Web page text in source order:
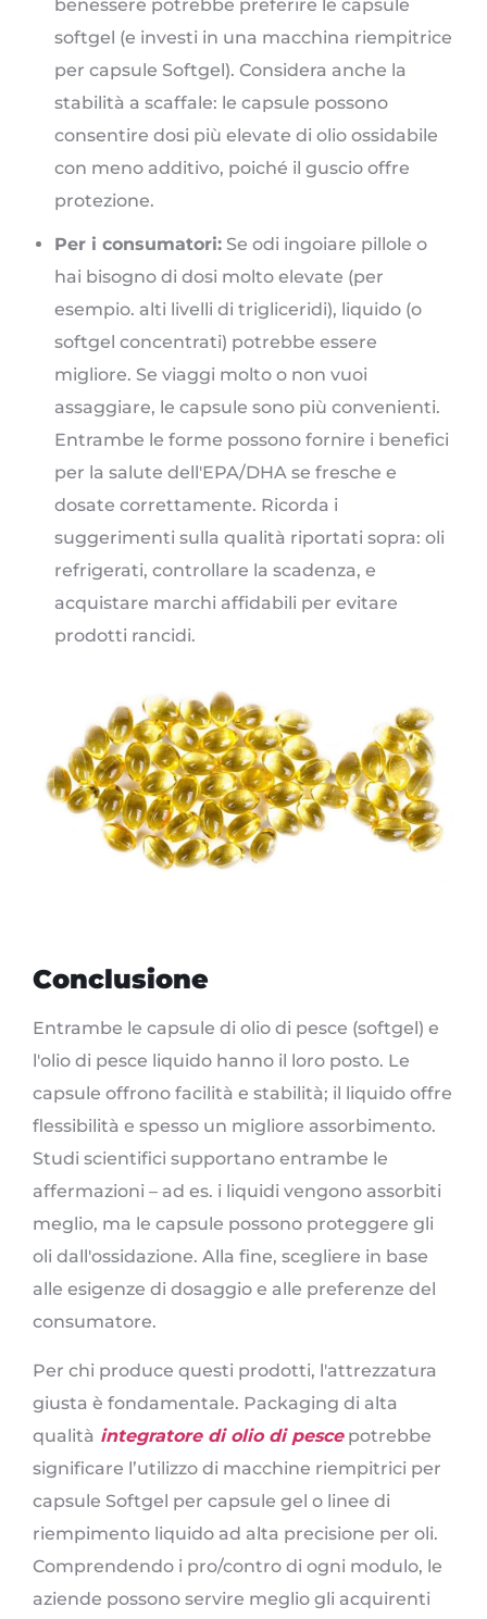
benessere potrebbe preferire le capsule
softgel (e investi in una macchina riempitrice
per capsule Softgel). Considera anche la
stabilità a scaffale: le capsule possono
consentire dosi più elevate di olio ossidabile
con meno additivo, poiché il guscio offre
protezione.
Per i consumatori: Se odi ingoiare pillole o
hai bisogno di dosi molto elevate (per
esempio. alti livelli di trigliceridi), liquido (o
softgel concentrati) potrebbe essere
migliore. Se viaggi molto o non vuoi
assaggiare, le capsule sono più convenienti.
Entrambe le forme possono fornire i benefici
per la salute dell'EPA/DHA se fresche e
dosate correttamente. Ricorda i
suggerimenti sulla qualità riportati sopra: oli
refrigerati, controllare la scadenza, e
acquistare marchi affidabili per evitare
prodotti rancidi.
Conclusione
Entrambe le capsule di olio di pesce (softgel) e
l'olio di pesce liquido hanno il loro posto. Le
capsule offrono facilità e stabilità; il liquido offre
flessibilità e spesso un migliore assorbimento.
Studi scientifici supportano entrambe le
affermazioni – ad es. i liquidi vengono assorbiti
meglio, ma le capsule possono proteggere gli
oli dall'ossidazione. Alla fine, scegliere in base
alle esigenze di dosaggio e alle preferenze del
consumatore.
Per chi produce questi prodotti, l'attrezzatura
giusta è fondamentale. Packaging di alta
qualità integratore di olio di pescepotrebbe
significare l’utilizzo di macchine riempitrici per
capsule Softgel per capsule gel o linee di
riempimento liquido ad alta precisione per oli.
Comprendendo i pro/contro di ogni modulo, le
aziende possono servire meglio gli acquirenti